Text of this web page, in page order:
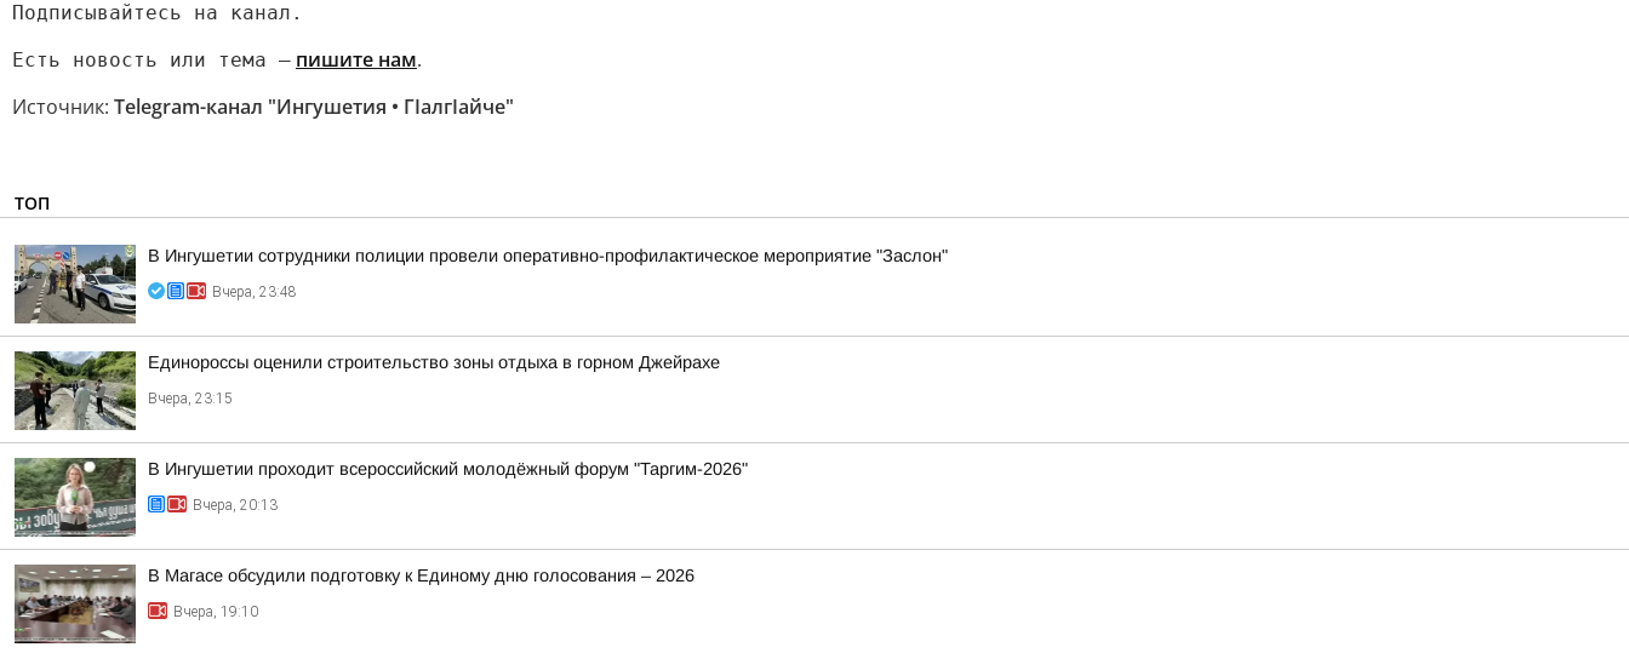
Подписывайтесь на канал.
Есть новость или тема — пишите нам.
Источник: Telegram-канал "Ингушетия • ГIалгIайче"
ТОП
В Ингушетии сотрудники полиции провели оперативно-профилактическое мероприятие "Заслон"
Вчера, 23:48
Единороссы оценили строительство зоны отдыха в горном Джейрахе
Вчера, 23:15
В Ингушетии проходит всероссийский молодёжный форум "Таргим-2026"
Вчера, 20:13
В Магасе обсудили подготовку к Единому дню голосования – 2026
Вчера, 19:10